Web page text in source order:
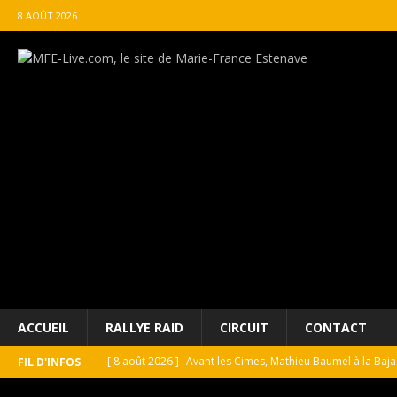
8 AOÛT 2026
ACCUEIL RALLYE RAID CIRCUIT CONTACT
FIL D'INFOS [ 8 août 2026 ] Avant les Cimes, Mathieu Baumel à la